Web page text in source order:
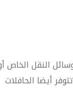
النقل الخاص
أيضا الحافلات